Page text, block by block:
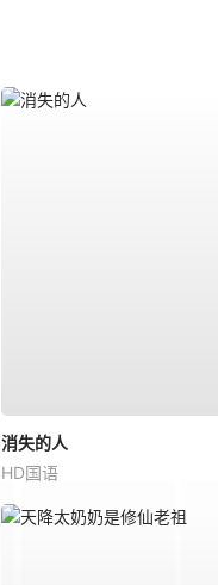
消失的人
HD国语